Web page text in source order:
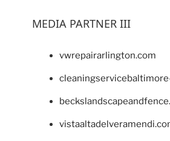
MEDIA PARTNER III
vwrepairarlington.com